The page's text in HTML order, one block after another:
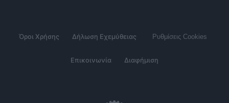
Όροι Χρήσης Δήλωση Εχεμύθειας Ρυθμίσεις Cookies
Επικοινωνία Διαφήμιση